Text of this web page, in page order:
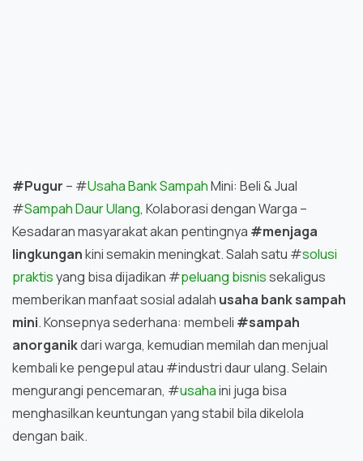
#Pugur – #Usaha Bank SampahMini: Beli & Jual
#Sampah Daur Ulang, Kolaborasi dengan Warga –
Kesadaran masyarakat akan pentingnya #menjaga
lingkungankini semakin meningkat. Salah satu #solusi
praktisyang bisa dijadikan #peluang bisnissekaligus
memberikan manfaat sosial adalah usaha bank sampah
mini. Konsepnya sederhana: membeli #sampah
anorganikdari warga, kemudian memilah dan menjual
kembali ke pengepul atau #industri daur ulang. Selain
mengurangi pencemaran, #usahaini juga bisa
menghasilkan keuntungan yang stabil bila dikelola
dengan baik.